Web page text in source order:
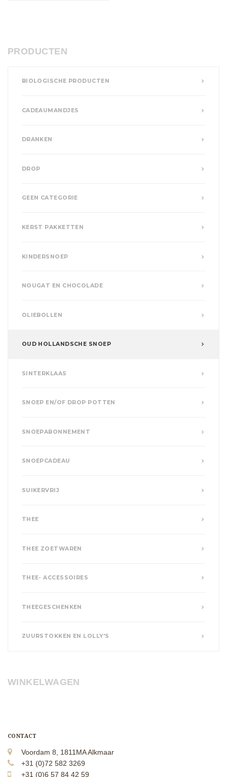
PRODUCTEN
BIOLOGISCHE PRODUCTEN
CADEAUMANDJES
DRANKEN
DROP
GEEN CATEGORIE
KERST PAKKETTEN
KINDERSNOEP
NOUGAT EN CHOCOLADE
OLIEBOLLEN
OUD HOLLANDSCHE SNOEP
SINTERKLAAS
SNOEP EN/OF DROP POTTEN
SNOEPABONNEMENT
SNOEPCADEAU
SUIKERVRIJ
THEE
THEE ZOETWAREN
THEE- ACCESSOIRES
THEEGESCHENKEN
ZUURSTOKKEN EN LOLLY'S
WINKELWAGEN
CONTACT
Voordam 8, 1811MA Alkmaar
+31 (0)72 582 3269
+31 (0)6 57 84 42 59